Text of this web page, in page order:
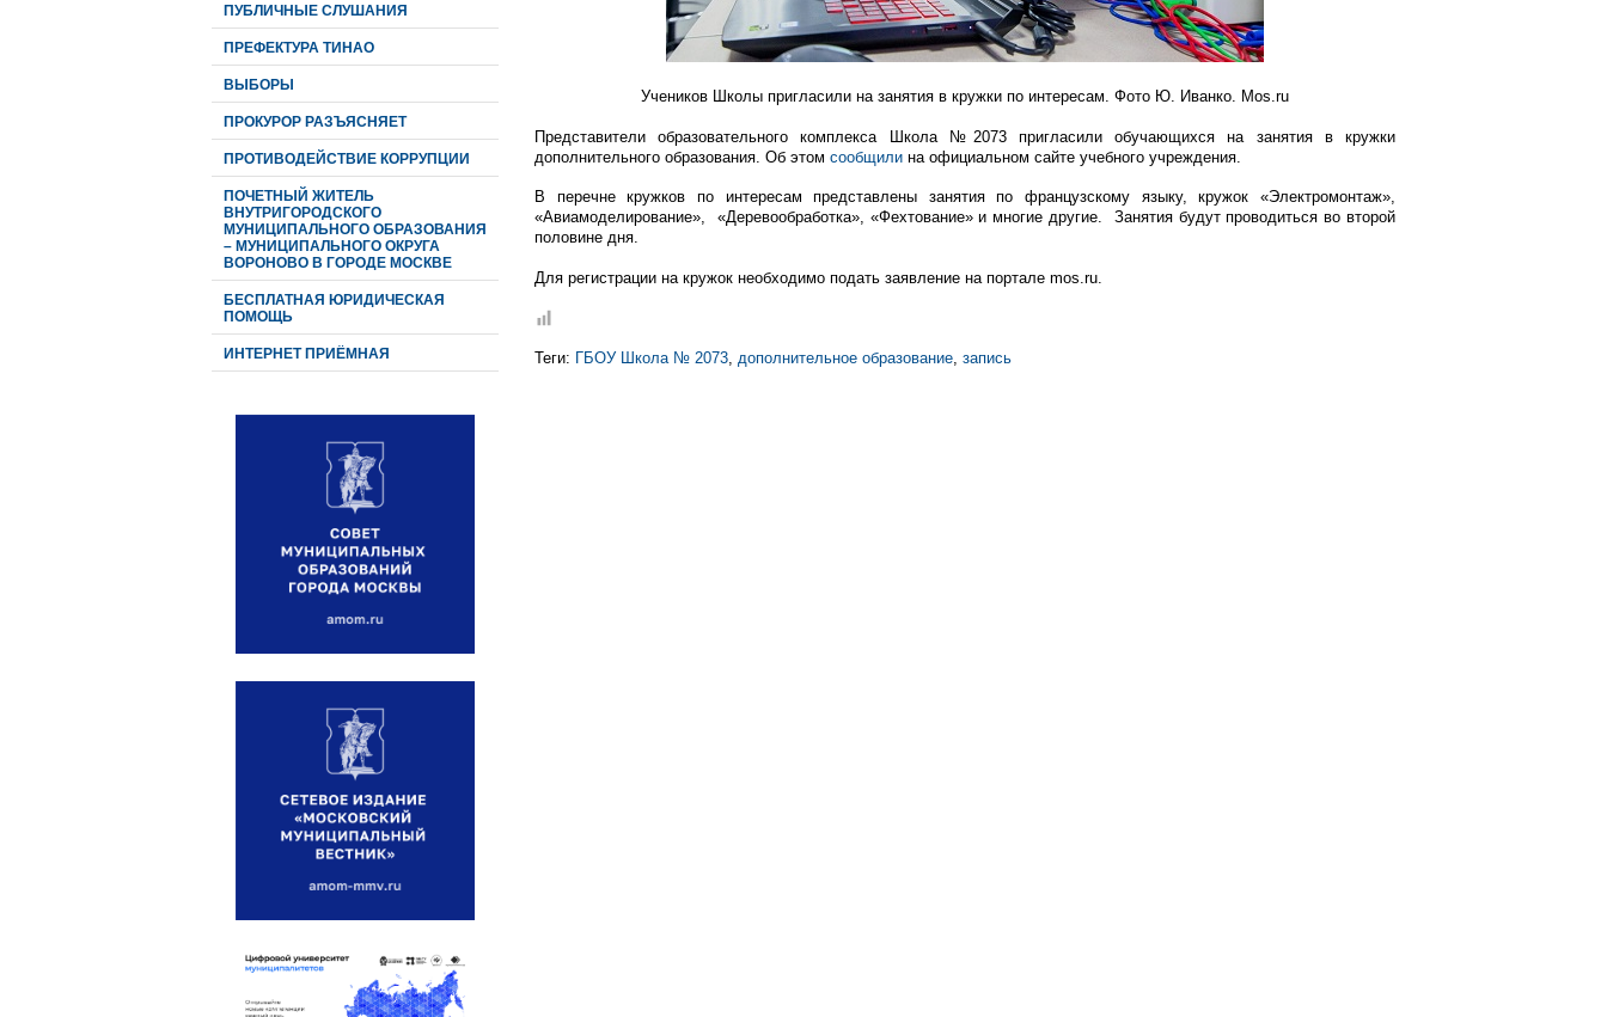
ПУБЛИЧНЫЕ СЛУШАНИЯ
ПРЕФЕКТУРА ТИНАО
ВЫБОРЫ
ПРОКУРОР РАЗЪЯСНЯЕТ
ПРОТИВОДЕЙСТВИЕ КОРРУПЦИИ
ПОЧЕТНЫЙ ЖИТЕЛЬ
ВНУТРИГОРОДСКОГО
МУНИЦИПАЛЬНОГО ОБРАЗОВАНИЯ
– МУНИЦИПАЛЬНОГО ОКРУГА
ВОРОНОВО В ГОРОДЕ МОСКВЕ
БЕСПЛАТНАЯ ЮРИДИЧЕСКАЯ
ПОМОЩЬ
ИНТЕРНЕТ ПРИЁМНАЯ
Учеников Школы пригласили на занятия в кружки по интересам. Фото Ю. Иванко. Mos.ru
Представители образовательного комплекса Школа №2073 пригласили обучающихся на занятия в кружки
дополнительного образования. Об этом сообщили на официальном сайте учебного учреждения.
В перечне кружков по интересам представлены занятия по французскому языку, кружок «Электромонтаж»,
«Авиамоделирование», «Деревообработка», «Фехтование» и многие другие. Занятия будут проводиться во второй
половине дня.
Для регистрации на кружок необходимо подать заявление на портале mos.ru.
Теги: ГБОУ Школа № 2073 дополнительное образование запись